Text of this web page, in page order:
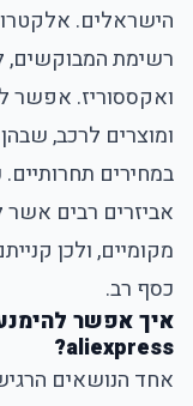
הישראלים.
רשימת המבוקשים,
ואקססוריז. אפשר
ומוצרים לרכב,
במחירים
אביזרים רבים
כסף רב.
איך אפשר
aliexpress?
אחד הנושאים